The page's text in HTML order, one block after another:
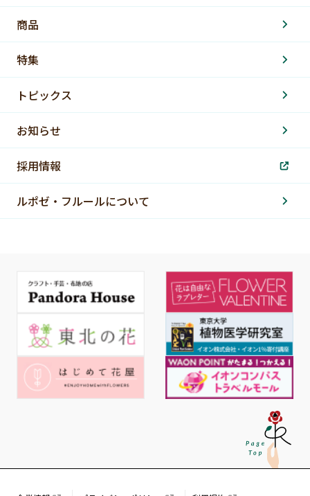
商品
特集
トピックス
お知らせ
採用情報
ルポゼ・フルールについて